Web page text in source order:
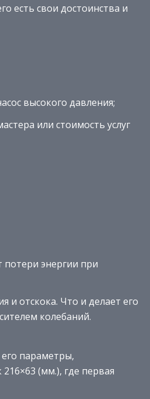
есть свои достоинства и
высокого давления;
или стоимость услуг
потери энергии при
и отскока. Что и делает его
колебаний.
параметры,
(мм.), где первая